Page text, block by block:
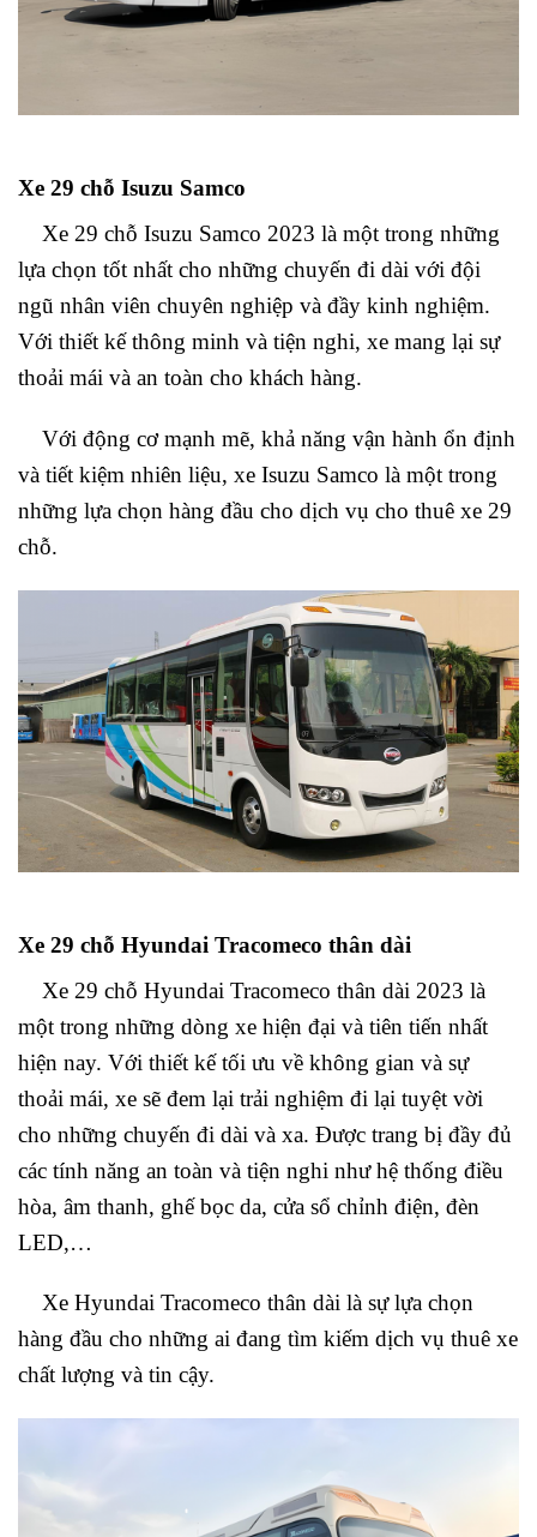
Xe 29 chỗ Isuzu Samco
Xe 29 chỗ Isuzu Samco 2023 là một trong những
lựa chọn tốt nhất cho những chuyến đi dài với đội
ngũ nhân viên chuyên nghiệp và đầy kinh nghiệm.
Với thiết kế thông minh và tiện nghi, xe mang lại sự
thoải mái và an toàn cho khách hàng.
Với động cơ mạnh mẽ, khả năng vận hành ổn định
và tiết kiệm nhiên liệu, xe Isuzu Samco là một trong
những lựa chọn hàng đầu cho dịch vụ cho thuê xe 29
chỗ.
Xe 29 chỗ Hyundai Tracomeco thân dài
Xe 29 chỗ Hyundai Tracomeco thân dài 2023 là
một trong những dòng xe hiện đại và tiên tiến nhất
hiện nay. Với thiết kế tối ưu về không gian và sự
thoải mái, xe sẽ đem lại trải nghiệm đi lại tuyệt vời
cho những chuyến đi dài và xa. Được trang bị đầy đủ
các tính năng an toàn và tiện nghi như hệ thống điều
hòa, âm thanh, ghế bọc da, cửa sổ chỉnh điện, đèn
LED,…
Xe Hyundai Tracomeco thân dài là sự lựa chọn
hàng đầu cho những ai đang tìm kiếm dịch vụ thuê xe
chất lượng và tin cậy.